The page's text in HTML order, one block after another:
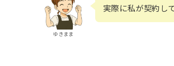
ゆきまま
実際に私が契約し